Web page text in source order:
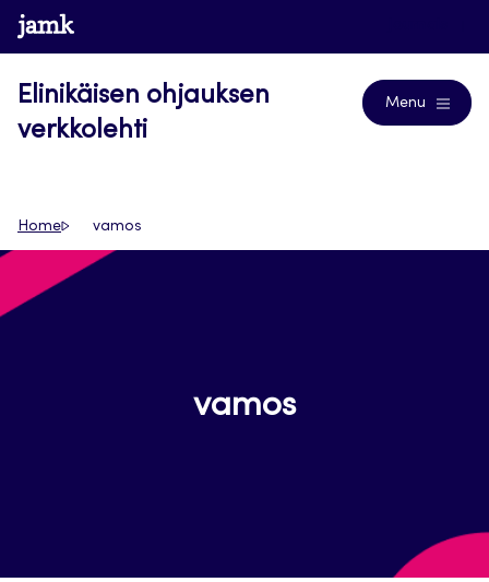
Siirry
suoraan
www.jamk.fi
Elinikäisen ohjauksen
verkkolehti
Menu
Home vamos
vamos